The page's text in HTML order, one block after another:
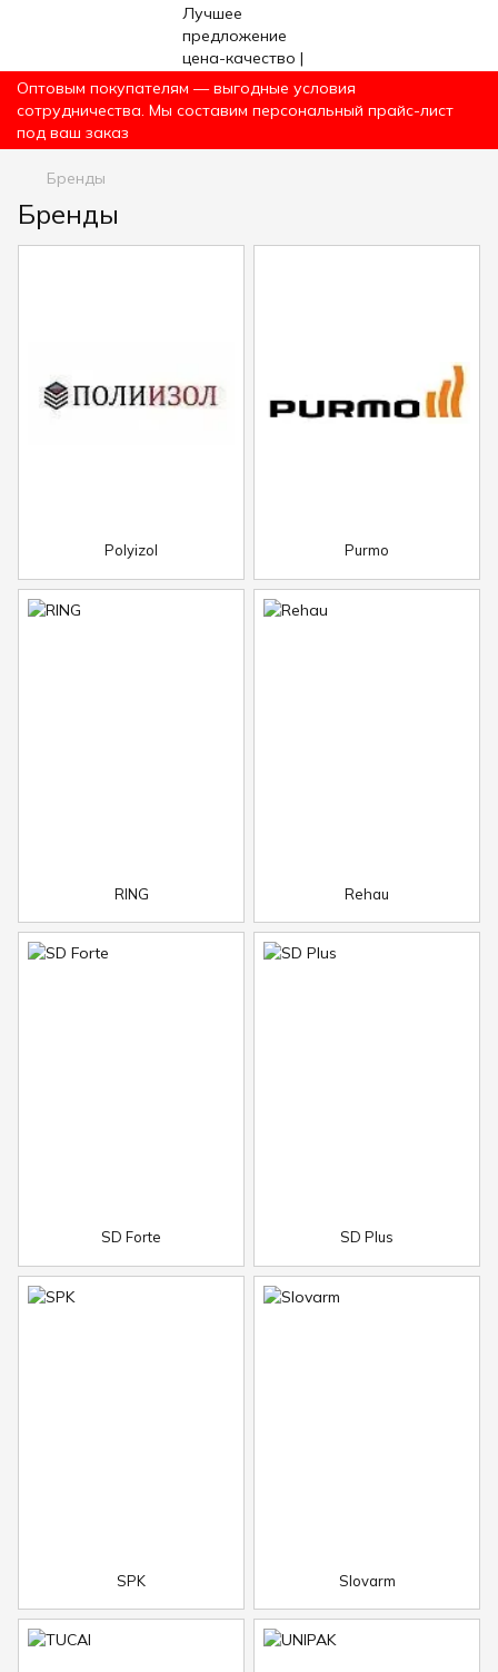
Оптовым покупателям — выгодные условия
сотрудничества. Мы составим персональный прайс-лист
под ваш заказ
Бренды
Бренды
Polyizol Purmo
RING Rehau
SD Forte SD Plus
SPK Slovarm